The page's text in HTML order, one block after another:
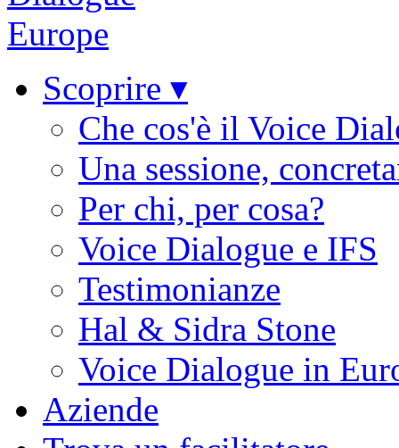
Scoprire ▾
Che cos'è il Voice
Una sessione,
Per chi, per cosa?
Voice Dialogue e IFS
Testimonianze
Hal & Sidra Stone
Voice Dialogue in
Aziende